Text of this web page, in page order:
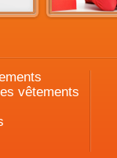
vêtements